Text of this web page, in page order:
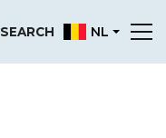
SEARCH NL